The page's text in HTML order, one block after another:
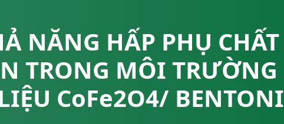
NĂNG HẤP PHỤ
TRONG MÔI
CoFe2O4/